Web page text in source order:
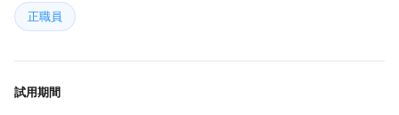
正職員
試用期間